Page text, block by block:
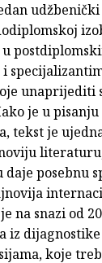
i
unaprijediti
je u pisanju
tekst je
daje posebnu
na snazi od
iz
koje